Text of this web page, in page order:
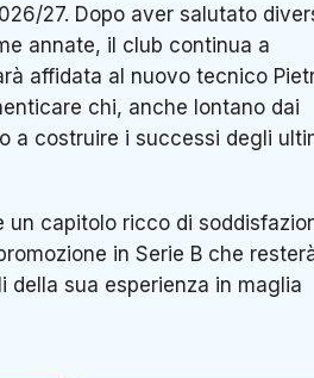
27. Dopo aver salutato
annate, il club continua a
affidata al nuovo tecnico
chi, anche lontano dai
a costruire i successi degli
un capitolo ricco di
in Serie B che
della sua esperienza in maglia